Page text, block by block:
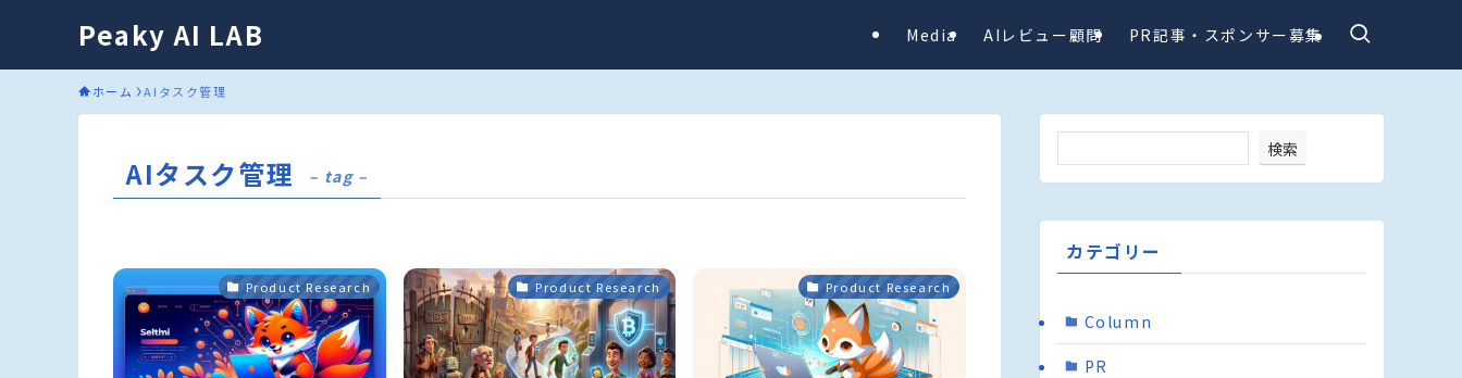
Peaky AI LAB Media AIレビュー顧問 PR記事・スポンサー募集
ホーム AIタスク管理
AIタスク管理 – tag –
Product Research Product Research Product Research
検索
カテゴリー
Column
PR